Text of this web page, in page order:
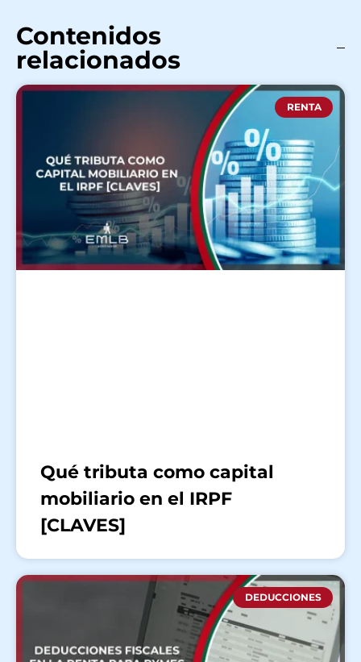
Contenidos
relacionados
RENTA
Qué tributa como capital
mobiliario en el IRPF
[CLAVES]
DEDUCCIONES